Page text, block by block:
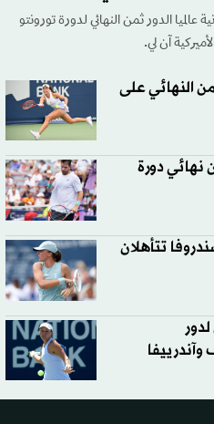
عالميا الدور ثمن النهائي لدورة تورونتو
آن لي.
النهائي على
نهائي دورة
تتأهلان